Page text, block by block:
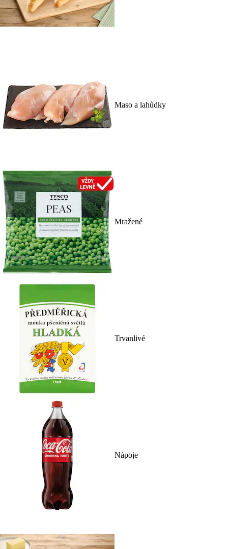
Maso a lahůdky
Mražené
Trvanlivé
Nápoje